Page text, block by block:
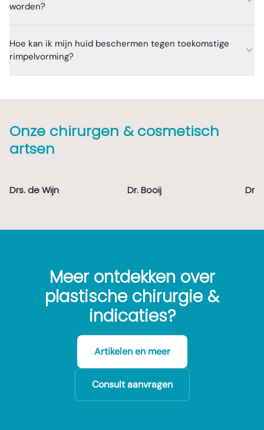
worden?
Hoe kan ik mijn huid beschermen tegen toekomstige
rimpelvorming?
Onze chirurgen & cosmetisch
artsen
Drs. de Wijn Dr. Booij
Meer ontdekken over
plastische chirurgie &
indicaties?
Artikelen en meer
Consult aanvragen